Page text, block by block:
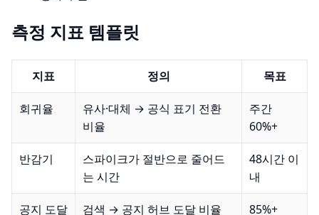
측정 지표 템플릿
지표 정의 목표
회귀율
유사·대체 → 공식 표기 전환
비율
주간
60%+
반감기
스파이크가 절반으로 줄어드
는 시간
48시간 이
내
공지 도달
검색 → 공지 허브 도달 비율 85%+